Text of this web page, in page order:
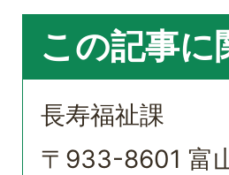
この記事に
長寿福祉課
〒933-8601 富